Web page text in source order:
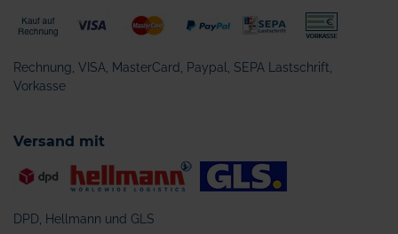
Rechnung, VISA, MasterCard, Paypal, SEPA Lastschrift,
Vorkasse
Versand mit
DPD, Hellmann und GLS